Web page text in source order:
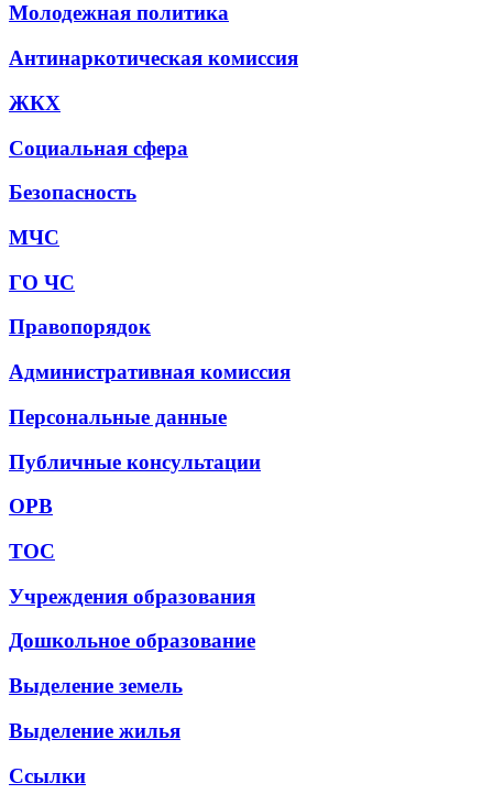
Молодежная политика
Антинаркотическая комиссия
ЖКХ
Социальная сфера
Безопасность
МЧС
ГО ЧС
Правопорядок
Административная комиссия
Персональные данные
Публичные консультации
ОРВ
ТОС
Учреждения образования
Дошкольное образование
Выделение земель
Выделение жилья
Ссылки